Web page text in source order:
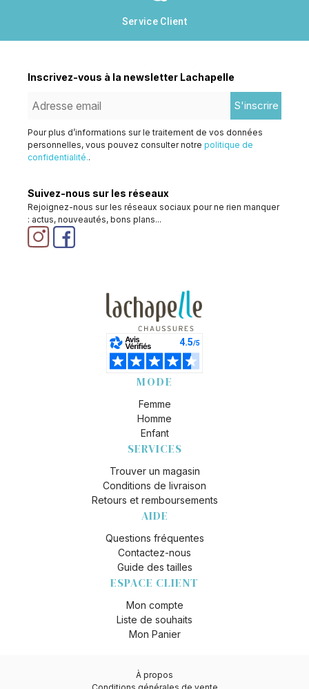
Service Client
Inscrivez-vous à la newsletter Lachapelle
S'inscrire
Pour plus d’informations sur le traitement de vos données
personnelles, vous pouvez consulter notre politique de
confidentialité..
Suivez-nous sur les réseaux
Rejoignez-nous sur les réseaux sociaux pour ne rien manquer
: actus, nouveautés, bons plans...
MODE
Femme
Homme
Enfant
SERVICES
Trouver un magasin
Conditions de livraison
Retours et remboursements
AIDE
Questions fréquentes
Contactez-nous
Guide des tailles
ESPACE CLIENT
Mon compte
Liste de souhaits
Mon Panier
À propos